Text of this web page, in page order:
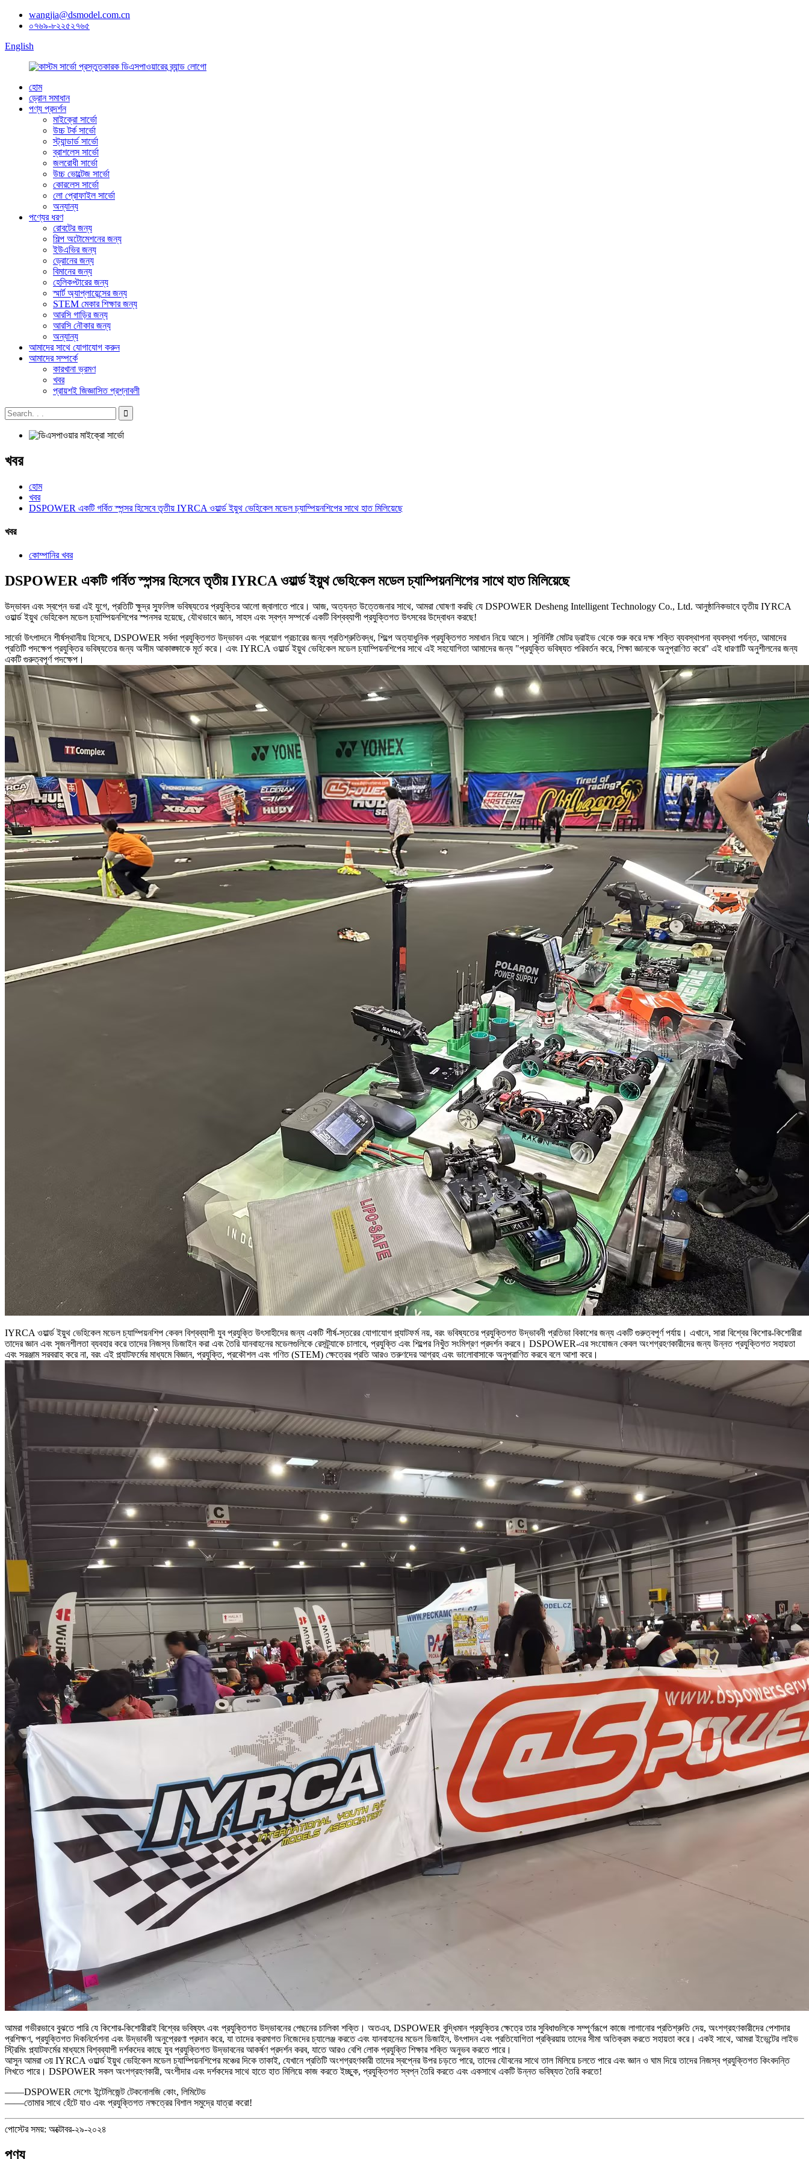
wangjia@dsmodel.com.cn
০৭৬৯-৮২২৫২৭৬৫
English
হোম
ড্রোন সমাধান
পণ্য প্রদর্শন
মাইক্রো সার্ভো
উচ্চ টর্ক সার্ভো
স্ট্যান্ডার্ড সার্ভো
ব্রাশলেস সার্ভো
জলরোধী সার্ভো
উচ্চ ভোল্টেজ সার্ভো
কোরলেস সার্ভো
লো প্রোফাইল সার্ভো
অন্যান্য
পণ্যের ধরণ
রোবটের জন্য
শিল্প অটোমেশনের জন্য
ইউএভির জন্য
ড্রোনের জন্য
বিমানের জন্য
হেলিকপ্টারের জন্য
স্মার্ট অ্যাপ্লায়েন্সের জন্য
STEM মেকার শিক্ষার জন্য
আরসি গাড়ির জন্য
আরসি নৌকার জন্য
অন্যান্য
আমাদের সাথে যোগাযোগ করুন
আমাদের সম্পর্কে
কারখানা ভ্রমণ
খবর
প্রায়শই জিজ্ঞাসিত প্রশ্নাবলী
খবর
হোম
খবর
DSPOWER একটি গর্বিত স্পন্সর হিসেবে তৃতীয় IYRCA ওয়ার্ল্ড ইয়ুথ ভেহিকেল মডেল চ্যাম্পিয়নশিপের সাথে হাত মিলিয়েছে
খবর
কোম্পানির খবর
DSPOWER একটি গর্বিত স্পন্সর হিসেবে তৃতীয় IYRCA ওয়ার্ল্ড ইয়ুথ ভেহিকেল মডেল চ্যাম্পিয়নশিপের সাথে হাত মিলিয়েছে
উদ্ভাবন এবং স্বপ্নে ভরা এই যুগে, প্রতিটি ক্ষুদ্র স্ফুলিঙ্গ ভবিষ্যতের প্রযুক্তির আলো জ্বালাতে পারে। আজ, অত্যন্ত উত্তেজনার সাথে, আমরা ঘোষণা করছি যে DSPOWER Desheng Intelligent Technology Co., Ltd. আনুষ্ঠানিকভাবে তৃতীয় IYRCA
ওয়ার্ল্ড ইয়ুথ ভেহিকেল মডেল চ্যাম্পিয়নশিপের স্পনসর হয়েছে, যৌথভাবে জ্ঞান, সাহস এবং স্বপ্ন সম্পর্কে একটি বিশ্বব্যাপী প্রযুক্তিগত উৎসবের উদ্বোধন করছে!
সার্ভো উৎপাদনে শীর্ষস্থানীয় হিসেবে, DSPOWER সর্বদা প্রযুক্তিগত উদ্ভাবন এবং প্রয়োগ প্রচারের জন্য প্রতিশ্রুতিবদ্ধ, শিল্পে অত্যাধুনিক প্রযুক্তিগত সমাধান নিয়ে আসে। সুনির্দিষ্ট মোটর ড্রাইভ থেকে শুরু করে দক্ষ শক্তি ব্যবস্থাপনা ব্যবস্থা পর্যন্ত, আমাদের
প্রতিটি পদক্ষেপ প্রযুক্তির ভবিষ্যতের জন্য অসীম আকাঙ্ক্ষাকে মূর্ত করে। এবং IYRCA ওয়ার্ল্ড ইয়ুথ ভেহিকেল মডেল চ্যাম্পিয়নশিপের সাথে এই সহযোগিতা আমাদের জন্য "প্রযুক্তি ভবিষ্যত পরিবর্তন করে, শিক্ষা জ্ঞানকে অনুপ্রাণিত করে" এই ধারণাটি অনুশীলনের জন্য
একটি গুরুত্বপূর্ণ পদক্ষেপ।
IYRCA ওয়ার্ল্ড ইয়ুথ ভেহিকেল মডেল চ্যাম্পিয়নশিপ কেবল বিশ্বব্যাপী যুব প্রযুক্তি উৎসাহীদের জন্য একটি শীর্ষ-স্তরের যোগাযোগ প্ল্যাটফর্ম নয়, বরং ভবিষ্যতের প্রযুক্তিগত উদ্ভাবনী প্রতিভা বিকাশের জন্য একটি গুরুত্বপূর্ণ পর্যায়। এখানে, সারা বিশ্বের কিশোর-কিশোরীরা
তাদের জ্ঞান এবং সৃজনশীলতা ব্যবহার করে তাদের নিজস্ব ডিজাইন করা এবং তৈরি যানবাহনের মডেলগুলিকে রেসট্র্যাকে চালাবে, প্রযুক্তি এবং শিল্পের নিখুঁত সংমিশ্রণ প্রদর্শন করবে। DSPOWER-এর সংযোজন কেবল অংশগ্রহণকারীদের জন্য উন্নত প্রযুক্তিগত সহায়তা
এবং সরঞ্জাম সরবরাহ করে না, বরং এই প্ল্যাটফর্মের মাধ্যমে বিজ্ঞান, প্রযুক্তি, প্রকৌশল এবং গণিত (STEM) ক্ষেত্রের প্রতি আরও তরুণদের আগ্রহ এবং ভালোবাসাকে অনুপ্রাণিত করবে বলে আশা করে।
আমরা গভীরভাবে বুঝতে পারি যে কিশোর-কিশোরীরাই বিশ্বের ভবিষ্যৎ এবং প্রযুক্তিগত উদ্ভাবনের পেছনের চালিকা শক্তি। অতএব, DSPOWER বুদ্ধিমান প্রযুক্তির ক্ষেত্রে তার সুবিধাগুলিকে সম্পূর্ণরূপে কাজে লাগানোর প্রতিশ্রুতি দেয়, অংশগ্রহণকারীদের পেশাদার
প্রশিক্ষণ, প্রযুক্তিগত দিকনির্দেশনা এবং উদ্ভাবনী অনুপ্রেরণা প্রদান করে, যা তাদের ক্রমাগত নিজেদের চ্যালেঞ্জ করতে এবং যানবাহনের মডেল ডিজাইন, উৎপাদন এবং প্রতিযোগিতা প্রক্রিয়ায় তাদের সীমা অতিক্রম করতে সহায়তা করে। একই সাথে, আমরা ইভেন্টের লাইভ
স্ট্রিমিং প্ল্যাটফর্মের মাধ্যমে বিশ্বব্যাপী দর্শকদের কাছে যুব প্রযুক্তিগত উদ্ভাবনের আকর্ষণ প্রদর্শন করব, যাতে আরও বেশি লোক প্রযুক্তি শিক্ষার শক্তি অনুভব করতে পারে।
আসুন আমরা ৩য় IYRCA ওয়ার্ল্ড ইয়ুথ ভেহিকেল মডেল চ্যাম্পিয়নশিপের মঞ্চের দিকে তাকাই, যেখানে প্রতিটি অংশগ্রহণকারী তাদের স্বপ্নের উপর চড়তে পারে, তাদের যৌবনের সাথে তাল মিলিয়ে চলতে পারে এবং জ্ঞান ও ঘাম দিয়ে তাদের নিজস্ব প্রযুক্তিগত কিংবদন্তি
লিখতে পারে। DSPOWER সকল অংশগ্রহণকারী, অংশীদার এবং দর্শকদের সাথে হাতে হাত মিলিয়ে কাজ করতে ইচ্ছুক, প্রযুক্তিগত স্বপ্ন তৈরি করতে এবং একসাথে একটি উন্নত ভবিষ্যত তৈরি করতে!
——DSPOWER দেশেং ইন্টেলিজেন্ট টেকনোলজি কোং, লিমিটেড
——তোমার সাথে হেঁটে যাও এবং প্রযুক্তিগত নক্ষত্রের বিশাল সমুদ্রে যাত্রা করো!
পোস্টের সময়: অক্টোবর-২৯-২০২৪
পণ্য